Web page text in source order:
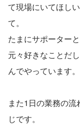
て現場にいてほし
て。
たまにサポーター
元々好きなことだ
んでやっています。
また1日の業務の
じです。